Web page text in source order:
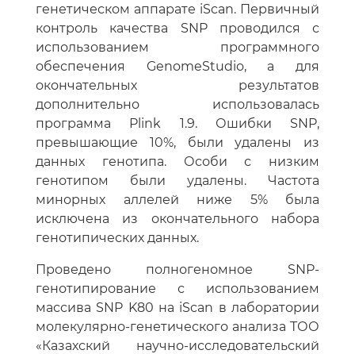
генетическом аппарате iScan. Первичный
контроль качества SNP проводился с
использованием программного
обеспечения GenomeStudio, а для
окончательных результатов
дополнительно использовалась
программа Plink 1.9. Ошибки SNP,
превышающие 10%, были удалены из
данных генотипа. Особи с низким
генотипом были удалены. Частота
минорных аллелей ниже 5% была
исключена из окончательного набора
генотипических данных.
Проведено полногеномное SNP-
генотипирование с использованием
массива SNP K80 на iScan в лаборатории
молекулярно-генетического анализа ТОО
«Казахский научно-исследовательский